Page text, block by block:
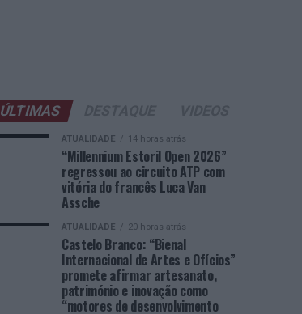
ÚLTIMAS
ATUALIDADE 14 horas atrás
“Millennium Estoril Open 2026”
regressou ao circuito ATP com
vitória do francês Luca Van
Assche
ATUALIDADE 20 horas atrás
Castelo Branco: “Bienal
Internacional de Artes e Ofícios”
promete afirmar artesanato,
património e inovação como
“motores de desenvolvimento